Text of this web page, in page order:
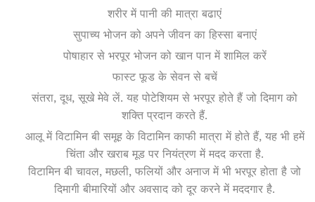
शरीर में पानी की मात्रा बढाएं
सुपाच्य भोजन को अपने जीवन का हिस्सा बनाएं
पोषाहार से भरपूर भोजन को खान पान में शामिल करें
फास्ट फूड के सेवन से बचें
संतरा, दूध, सूखे मेवे लें. यह पोटेशियम से भरपूर होते हैं जो दिमाग को
शक्ति प्रदान करते हैं.
आलू में विटामिन बी समूह के विटामिन काफी मात्रा में होते हैं, यह भी हमें
चिंता और खराब मूड पर नियंत्रण में मदद करता है.
विटामिन बी चावल, मछली, फलियों और अनाज में भी भरपूर होता है जो
दिमागी बीमारियों और अवसाद को दूर करने में मददगार है.